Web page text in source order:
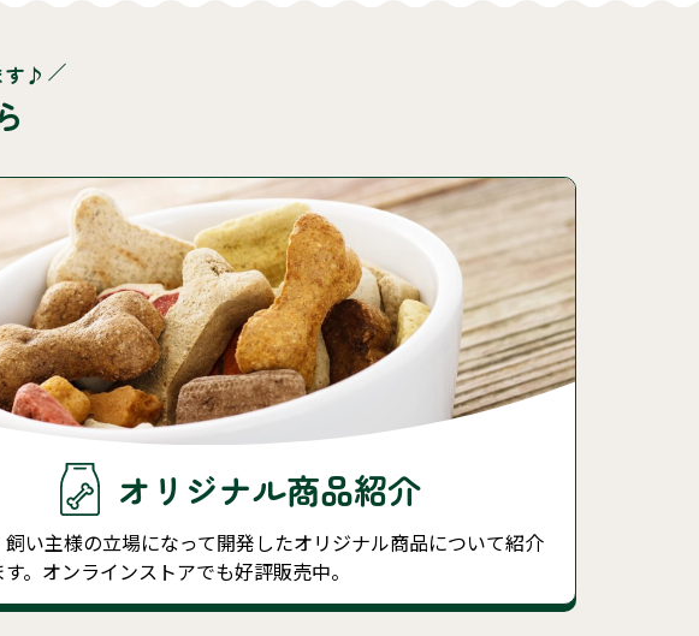
す♪
オリジナル商品紹介
い主様の立場になって開発したオリジナル商品について紹介
。オンラインストアでも好評販売中。